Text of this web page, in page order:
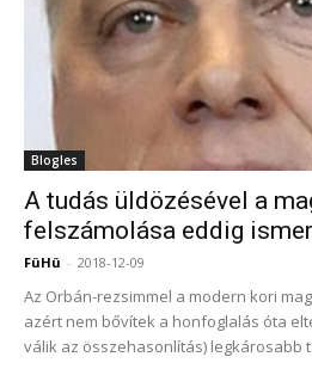
Blogles
A tudás üldözésével a
felszámolása eddig
FüHü - 2018-12-09
Az Orbán-rezsimmel a modern kori
azért nem bővítek a honfoglalás óta
válik az összehasonlítás) legkárosabb